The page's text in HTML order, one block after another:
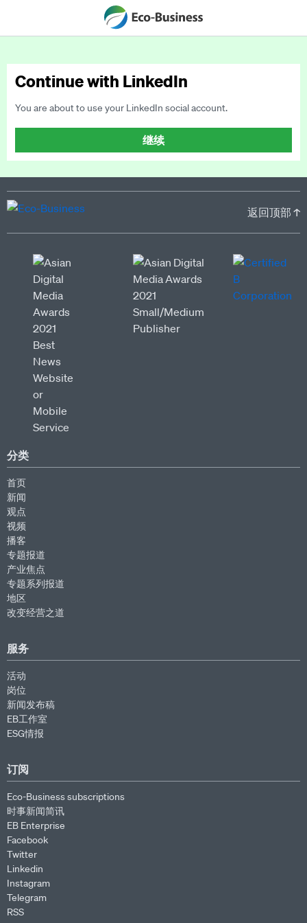
Continue with LinkedIn
You are about to use your LinkedIn social account.
继续
返回顶部 ↑
分类
首页
新闻
观点
视频
播客
专题报道
产业焦点
专题系列报道
地区
改变经营之道
服务
活动
岗位
新闻发布稿
EB工作室
ESG情报
订阅
Eco-Business subscriptions
时事新闻简讯
EB Enterprise
Facebook
Twitter
Linkedin
Instagram
Telegram
RSS